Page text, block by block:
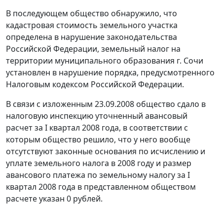
В последующем общество обнаружило, что
кадастровая стоимость земельного участка
определена в нарушение законодательства
Российской Федерации, земельный налог на
территории муниципального образования г. Сочи
установлен в нарушение порядка, предусмотренного
Налоговым кодексом Российской Федерации.
В связи с изложенным 23.09.2008 общество сдало в
налоговую инспекцию уточненный авансовый
расчет за I квартал 2008 года, в соответствии с
которым общество решило, что у него вообще
отсутствуют законные основания по исчислению и
уплате земельного налога в 2008 году и размер
авансового платежа по земельному налогу за I
квартал 2008 года в представленном обществом
расчете указан 0 рублей.